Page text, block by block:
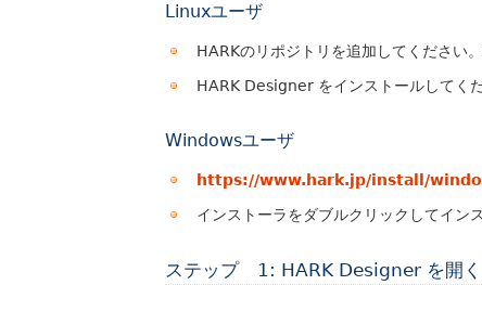
Linuxユーザ
HARKのリポジトリを追加してください
HARK Designer をインストールしてく
Windowsユーザ
https://www.hark.jp/install/
インストーラをダブルクリックしてイン
ステップ 1: HARK Designer を開く